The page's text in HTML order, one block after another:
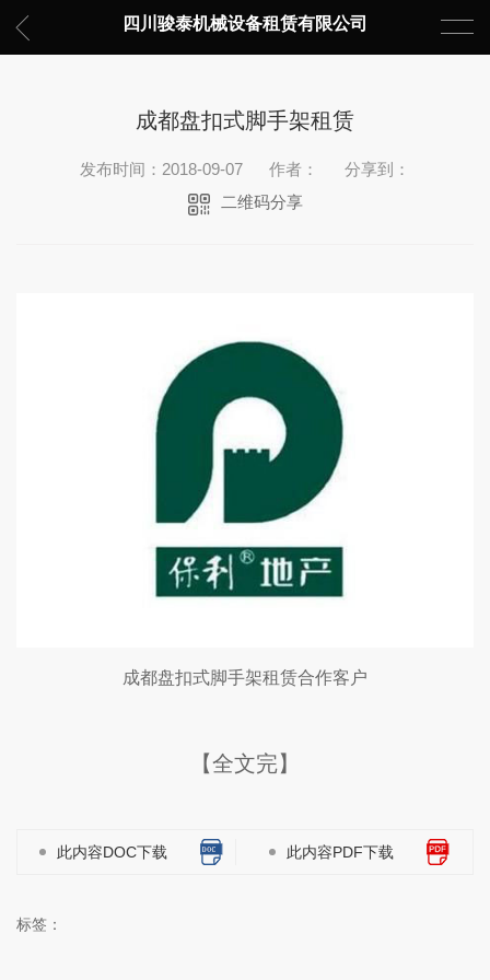
四川骏泰机械设备租赁有限公司
成都盘扣式脚手架租赁
发布时间：2018-09-07 作者：
分享到：
二维码分享
成都盘扣式脚手架租赁合作客户
【全文完】
此内容DOC下载 此内容PDF下载
标签：